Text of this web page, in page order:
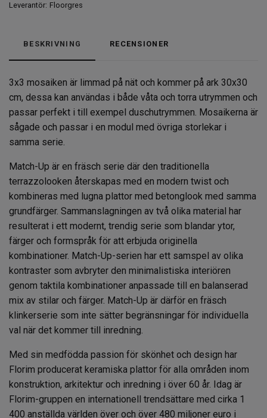
Leverantör: Floorgres
BESKRIVNING RECENSIONER
3x3 mosaiken är limmad på nät och kommer på ark 30x30
cm, dessa kan användas i både våta och torra utrymmen och
passar perfekt i till exempel duschutrymmen. Mosaikerna är
sågade och passar i en modul med övriga storlekar i
samma serie.
Match-Up är en fräsch serie där den traditionella
terrazzolooken återskapas med en modern twist och
kombineras med lugna plattor med betonglook med samma
grundfärger. Sammanslagningen av två olika material har
resulterat i ett modernt, trendig serie som blandar ytor,
färger och formspråk för att erbjuda originella
kombinationer. Match-Up-serien har ett samspel av olika
kontraster som avbryter den minimalistiska interiören
genom taktila kombinationer anpassade till en balanserad
mix av stilar och färger. Match-Up är därför en fräsch
klinkerserie som inte sätter begränsningar för individuella
val när det kommer till inredning.
Med sin medfödda passion för skönhet och design har
Florim producerat keramiska plattor för alla områden inom
konstruktion, arkitektur och inredning i över 60 år. Idag är
Florim-gruppen en internationell trendsättare med cirka 1
400 anställda världen över och över 480 miljoner euro i